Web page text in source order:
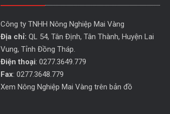
Công ty TNHH Nông Nghiệp Mai Vàng
Địa chỉ: QL 54, Tân Định, Tân Thành, Huyện Lai
Vung, Tỉnh Đồng Tháp.
Điện thoại: 0277.3649.779
Fax: 0277.3648.779
Xem Nông Nghiệp Mai Vàng trên bản đồ